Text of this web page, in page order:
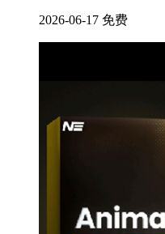
2026-06-17 免费